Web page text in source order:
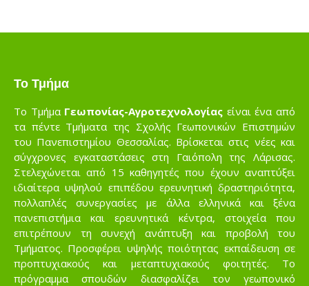
Το Τμήμα
Το Τμήμα Γεωπονίας-Αγροτεχνολογίας είναι ένα από
τα πέντε Τμήματα της Σχολής Γεωπονικών Επιστημών
του Πανεπιστημίου Θεσσαλίας. Βρίσκεται στις νέες και
σύγχρονες εγκαταστάσεις στη Γαιόπολη της Λάρισας.
Στελεχώνεται από 15 καθηγητές που έχουν αναπτύξει
ιδιαίτερα υψηλού επιπέδου ερευνητική δραστηριότητα,
πολλαπλές συνεργασίες με άλλα ελληνικά και ξένα
πανεπιστήμια και ερευνητικά κέντρα, στοιχεία που
επιτρέπουν τη συνεχή ανάπτυξη και προβολή του
Τμήματος. Προσφέρει υψηλής ποιότητας εκπαίδευση σε
προπτυχιακούς και μεταπτυχιακούς φοιτητές. Το
πρόγραμμα σπουδών διασφαλίζει τον γεωπονικό